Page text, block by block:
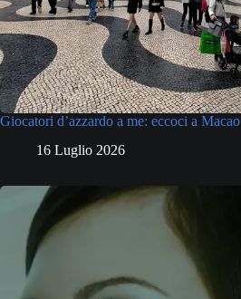
Giocatori d’azzardo a me: eccoci a Macao
16 Luglio 2026